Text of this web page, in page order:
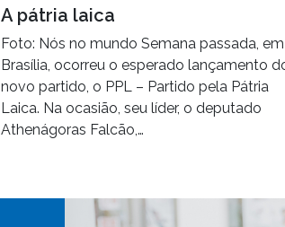
A pátria laica
Foto: Nós no mundo Semana passada, em
Brasília, ocorreu o esperado lançamento
novo partido, o PPL – Partido pela Pátria
Laica. Na ocasião, seu líder, o deputado
Athenágoras Falcão,…